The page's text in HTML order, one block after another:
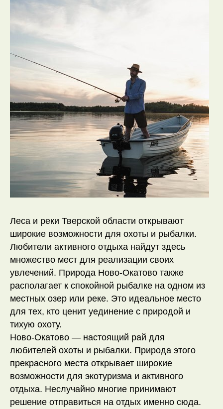
Леса и реки Тверской области открывают
широкие возможности для охоты и рыбалки.
Любители активного отдыха найдут здесь
множество мест для реализации своих
увлечений. Природа Ново-Окатово также
располагает к спокойной рыбалке на одном из
местных озер или реке. Это идеальное место
для тех, кто ценит уединение с природой и
тихую охоту.
Ново-Окатово — настоящий рай для
любителей охоты и рыбалки. Природа этого
прекрасного места открывает широкие
возможности для экотуризма и активного
отдыха. Неслучайно многие принимают
решение отправиться на отдых именно сюда.
hello@novo-okatovo.ru
Instagram*
Telegram
Разработка сайта
Доработка сайта
*компания Meta признана экстремистской
и запрещена на территории РФ
Публичная оферта
Политика конфиденциальности
Социальные сети
MAX
Whats App
+7 (900) 117-91-10
Контакты для связи:
Партнеры
Все права на публикуемые на сайте
материалы принадлежат @2025
ООО "Созвездие"
ИНН 6925011174,
КПП 692501001,